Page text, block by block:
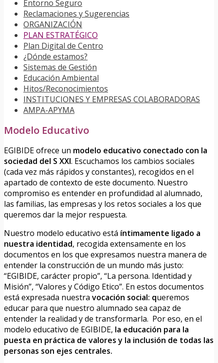
Entorno Seguro
Reclamaciones y Sugerencias
ORGANIZACIÓN
PLAN ESTRATÉGICO
Plan Digital de Centro
¿Dónde estamos?
Sistemas de Gestión
Educación Ambiental
Hitos/Reconocimientos
INSTITUCIONES Y EMPRESAS COLABORADORAS
AMPA-APYMA
Modelo Educativo
EGIBIDE ofrece un modelo educativo conectado con la
sociedad del S XXI. Escuchamos los cambios sociales
(cada vez más rápidos y constantes), recogidos en el
apartado de contexto de este documento. Nuestro
compromiso es entender en profundidad al alumnado,
las familias, las empresas y los retos sociales a los que
queremos dar la mejor respuesta.
Nuestro modelo educativo está íntimamente ligado a
nuestra identidad, recogida extensamente en los
documentos en los que expresamos nuestra manera de
entender la construcción de un mundo más justo:
“EGIBIDE, carácter propio”, “La persona. Identidad y
Misión”, “Valores y Código Etico”. En estos documentos
está expresada nuestra vocación social: queremos
educar para que nuestro alumnado sea capaz de
entender la realidad y de transformarla. Por eso, en el
modelo educativo de EGIBIDE, la educación para la
puesta en práctica de valores y la inclusión de todas las
personas son ejes centrales.